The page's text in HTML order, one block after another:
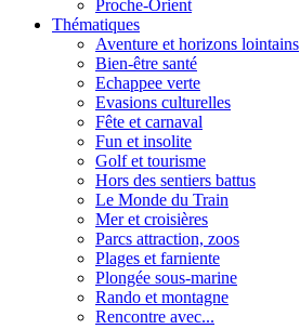
Proche-Orient
Thématiques
Aventure et horizons lointains
Bien-être santé
Echappee verte
Evasions culturelles
Fête et carnaval
Fun et insolite
Golf et tourisme
Hors des sentiers battus
Le Monde du Train
Mer et croisières
Parcs attraction, zoos
Plages et farniente
Plongée sous-marine
Rando et montagne
Rencontre avec...